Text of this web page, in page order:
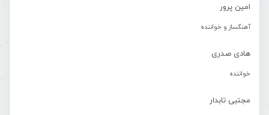
امین پرور
آهنگساز و خواننده
هادی صدری
خواننده
مجتبی تابدار